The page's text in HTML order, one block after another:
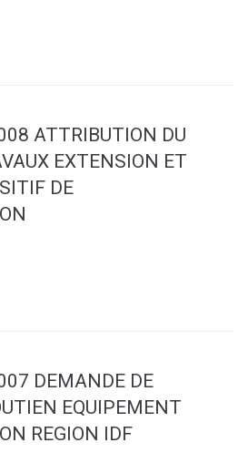
ATTRIBUTION DU
EXTENSION ET
DE
DEMANDE DE
EQUIPEMENT
REGION IDF